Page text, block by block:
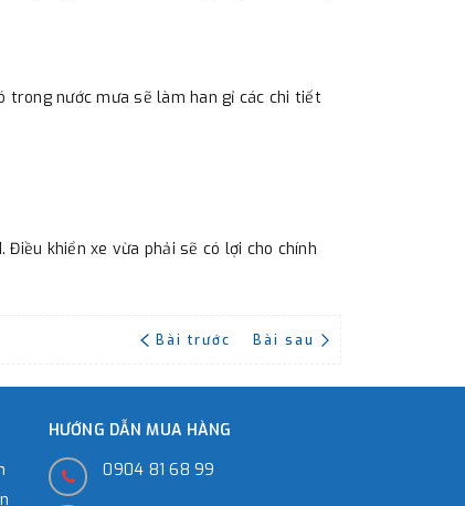
trong nước mưa sẽ làm han gỉ các chi tiết
khiển xe vừa phải sẽ có lợi cho chính
Bài trước Bài sau
HƯỚNG DẪN MUA HÀNG
0904 81 68 99